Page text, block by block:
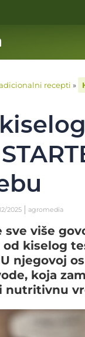
recepti »
2025 agromedia
sve više
kiselog
njegovoj
koja
nutritivnu